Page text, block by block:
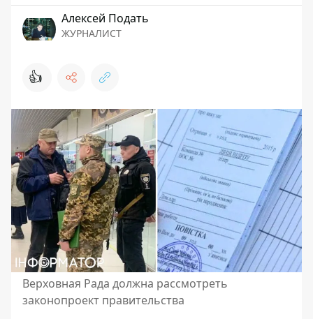
Алексей Подать
ЖУРНАЛИСТ
👍
Верховная Рада должна рассмотреть
законопроект правительства